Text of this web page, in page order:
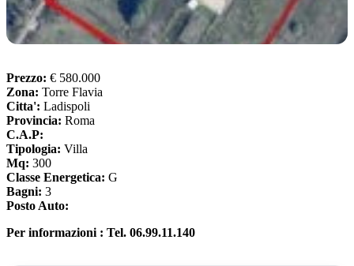
Prezzo: € 580.000
Zona: Torre Flavia
Citta': Ladispoli
Provincia: Roma
C.A.P:
Tipologia: Villa
Mq: 300
Classe Energetica: G
Bagni: 3
Posto Auto:
Per informazioni : Tel. 06.99.11.140